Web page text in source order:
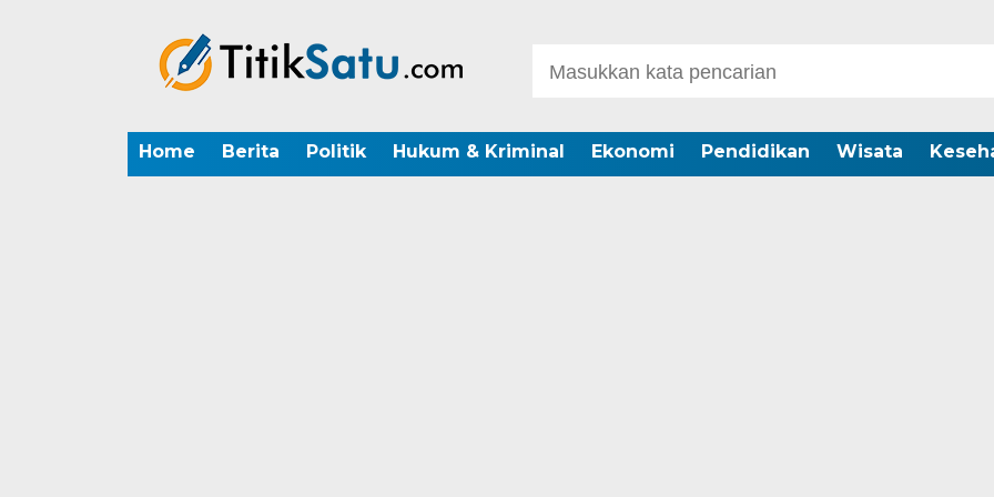
Home Berita Politik Hukum & Kriminal Ekonomi Pendidikan Wisata